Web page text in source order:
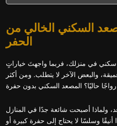
السكني الخالي من
الحفر
في منزلك، فربما واجهتَ خياراتٍ
والبعض الآخر لا يتطلب. ومن أكثر
ولماذا أصبحت شائعة جدًا في المنازل
وسلسًا لا يحتاج إلى حفرة كبيرة أو